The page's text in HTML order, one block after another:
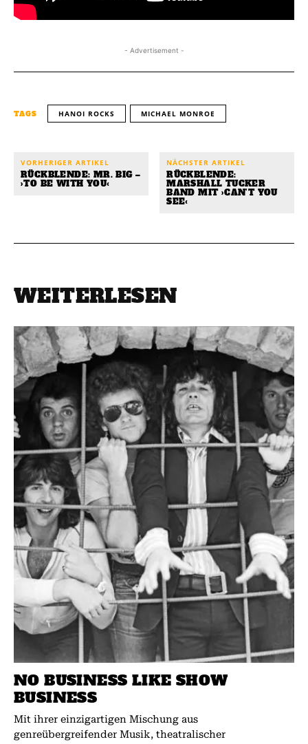
- Advertisement -
TAGS HANOI ROCKS MICHAEL MONROE
VORHERIGER ARTIKEL
RÜCKBLENDE: MR. BIG –
›TO BE WITH YOU‹
NÄCHSTER ARTIKEL
RÜCKBLENDE:
MARSHALL TUCKER
BAND MIT ›CAN’T YOU
SEE‹
WEITERLESEN
NO BUSINESS LIKE SHOW
BUSINESS
Mit ihrer einzigartigen Mischung aus
genreübergreifender Musik, theatralischer